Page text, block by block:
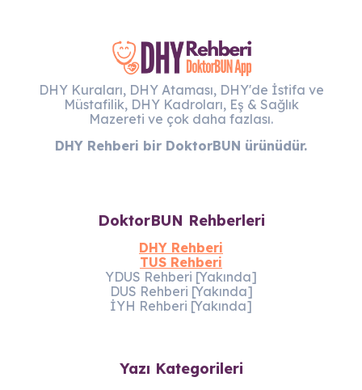
DHY Kuraları, DHY Ataması, DHY'de İstifa ve
Müstafilik, DHY Kadroları, Eş & Sağlık
Mazereti ve çok daha fazlası.
DHY Rehberi bir DoktorBUN ürünüdür.
DoktorBUN Rehberleri
DHY Rehberi
TUS Rehberi
YDUS Rehberi [Yakında]
DUS Rehberi [Yakında]
İYH Rehberi [Yakında]
Yazı Kategorileri